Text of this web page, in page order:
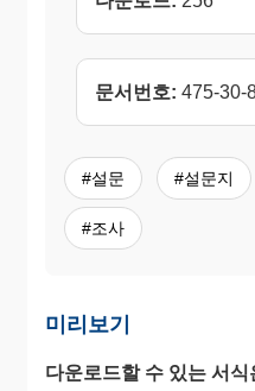
문서번호: 475-30-
#설문 #설문지
#조사
미리보기
다운로드할 수 있는 서식